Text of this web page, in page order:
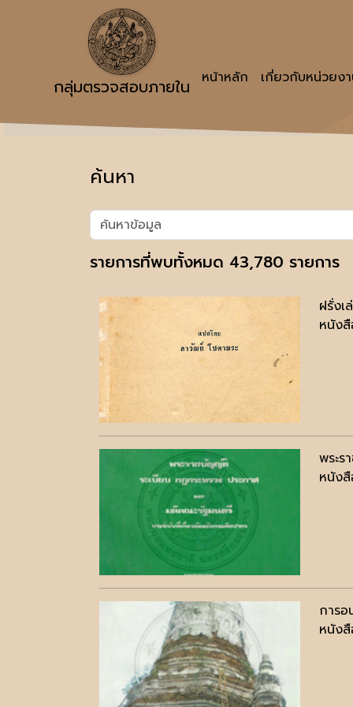
กลุ่มตรวจสอบภายใน หน้าหลัก เกี่ยวกับหน่วยง
ค้นหา
รายการที่พบทั้งหมด 43,780 รายการ
ฝรั่งเ
หนัง
พระร
หนัง
การ
หนัง